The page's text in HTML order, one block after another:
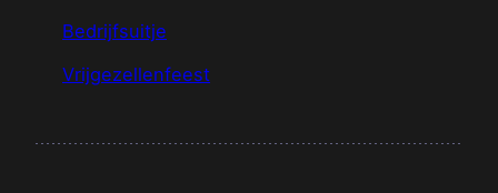
Bedrijfsuitje
Vrijgezellenfeest